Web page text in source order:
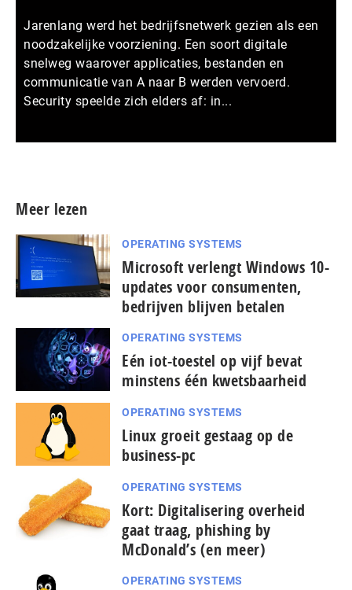
Jarenlang werd het bedrijfsnetwerk gezien als een
noodzakelijke voorziening. Een soort digitale
snelweg waarover applicaties, bestanden en
communicatie van A naar B werden vervoerd.
Security speelde zich elders af: in...
Meer lezen
OPERATING SYSTEMS
Microsoft verlengt Windows 10-
updates voor consumenten,
bedrijven blijven betalen
OPERATING SYSTEMS
Eén iot-toestel op vijf bevat
minstens één kwetsbaarheid
OPERATING SYSTEMS
Linux groeit gestaag op de
business-pc
OPERATING SYSTEMS
Kort: Digitalisering overheid
gaat traag, phishing by
McDonald’s (en meer)
OPERATING SYSTEMS